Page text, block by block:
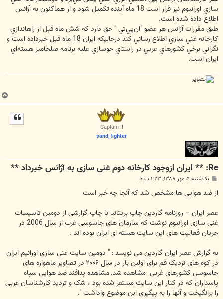
سازي اورانيوم نيز قرار است 18 ماه آينده تكميل شود و از هماكنون به آژانس
اطلاع داده شده است.
طبق مقررات آژانس هر عضو "ان‌پي‌تي " حق دارد كه شش ماه قبل از راهاندازي
كارخانه غني سازي اطلاع رساني كند درحاليكه ايران 18 ماه قبل خبرداده است و
نگراني برخي كشورهاي عربي در راستاي جوسازي عليه برنامه صلحآميز هسته‌اي
ايران است.
Captain II
sand_fighter
Re: ** ایران ازوجود کارخانه دوم غنی سازی به آژانس خبرداد **
ت
یک‌شنبه ۵ مهر ۱۳۸۸, ۱:۲۳ ب.ظ
از ضد هوایی ها مشخص شد که آنجا چه خبر است
عصر ایران – روزنامه گاردین چاپ بریتانیا با چاپ گزارشی از دومین تاسیسات
غنی سازی اورانیوم نوشت که سازمان های جاسوسی غرب از سال 2006 در
جریان فعالیت های این سایت هسته ای ایران بوده اند .
به گزارش عصر ایران گاردین می نویسد : " دومین سایت غنی سازی اورانیم ایران
در کوه های نزدیک قم برای اولین بار در سال ۲۰۰۶ در تصاویر ماهواره های
جاسوسی کشورهای غربی ‌ مشاهده شد. مشاهده پدافند ضد هوایی سپاه
پاسداران که در کنار این سایت مستقر شده بود ، شک و تردید کارشناسان غربی
را برانگیخت و آنها را به پیگیری این موضوع واداشت ".